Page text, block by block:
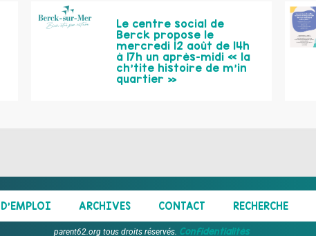
Le centre social de
Berck propose le
mercredi 12 août de 14h
à 17h un après-midi « la
ch’tite histoire de m’in
quartier »
ARCHIVES CONTACT RECHERCHE
parent62.org tous droits réservés. Confidentialités